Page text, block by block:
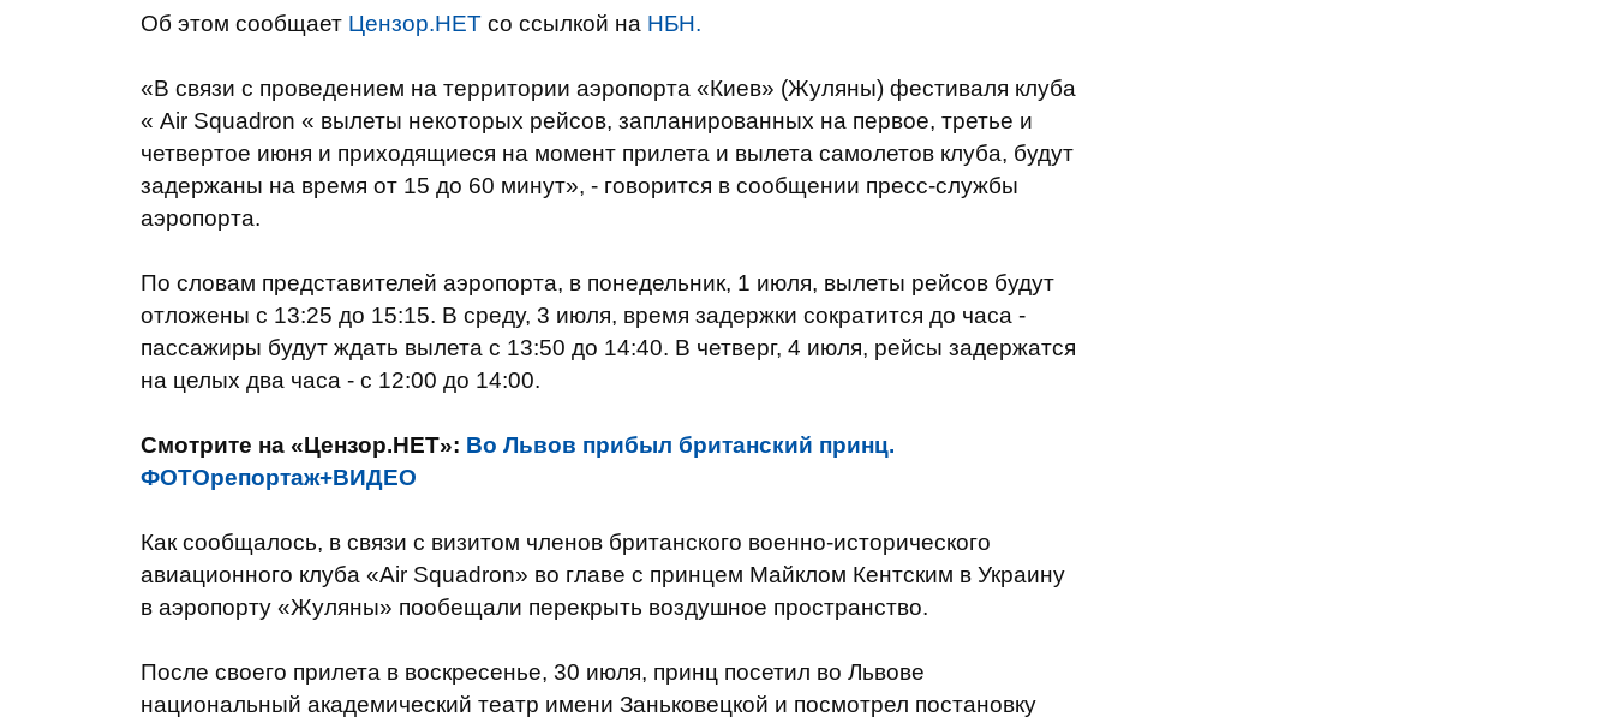
Об этом сообщает Цензор.НЕТ со ссылкой на НБН.
«В связи с проведением на территории аэропорта «Киев» (Жуляны) фестиваля клуба
« Air Squadron « вылеты некоторых рейсов, запланированных на первое, третье и
четвертое июня и приходящиеся на момент прилета и вылета самолетов клуба, будут
задержаны на время от 15 до 60 минут», - говорится в сообщении пресс-службы
аэропорта.
По словам представителей аэропорта, в понедельник, 1 июля, вылеты рейсов будут
отложены с 13:25 до 15:15. В среду, 3 июля, время задержки сократится до часа -
пассажиры будут ждать вылета с 13:50 до 14:40. В четверг, 4 июля, рейсы задержатся
на целых два часа - с 12:00 до 14:00.
Смотрите на «Цензор.НЕТ»: Во Львов прибыл британский принц.
ФОТОрепортаж+ВИДЕО
Как сообщалось, в связи с визитом членов британского военно-исторического
авиационного клуба «Air Squadron» во главе с принцем Майклом Кентским в Украину
в аэропорту «Жуляны» пообещали перекрыть воздушное пространство.
После своего прилета в воскресенье, 30 июля, принц посетил во Львове
национальный академический театр имени Заньковецкой и посмотрел постановку